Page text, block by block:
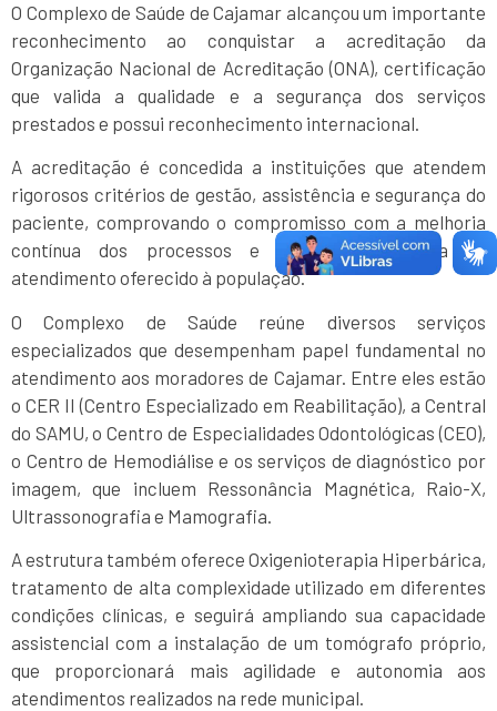
O Complexo de Saúde de Cajamar alcançou um importante
reconhecimento ao conquistar a acreditação da
Organização Nacional de Acreditação (ONA), certificação
que valida a qualidade e a segurança dos serviços
prestados e possui reconhecimento internacional.
A acreditação é concedida a instituições que atendem
rigorosos critérios de gestão, assistência e segurança do
paciente, comprovando o compromisso com a melhoria
contínua dos processos e com a excelência no
atendimento oferecido à população.
O Complexo de Saúde reúne diversos serviços
especializados que desempenham papel fundamental no
atendimento aos moradores de Cajamar. Entre eles estão
o CER II (Centro Especializado em Reabilitação), a Central
do SAMU, o Centro de Especialidades Odontológicas (CEO),
o Centro de Hemodiálise e os serviços de diagnóstico por
imagem, que incluem Ressonância Magnética, Raio-X,
Ultrassonografia e Mamografia.
A estrutura também oferece Oxigenioterapia Hiperbárica,
tratamento de alta complexidade utilizado em diferentes
condições clínicas, e seguirá ampliando sua capacidade
assistencial com a instalação de um tomógrafo próprio,
que proporcionará mais agilidade e autonomia aos
atendimentos realizados na rede municipal.